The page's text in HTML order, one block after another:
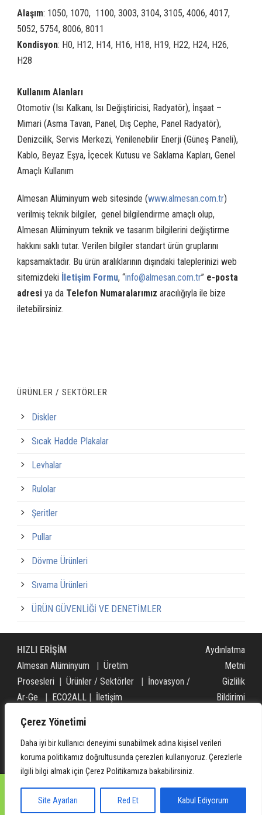
Çerez Yönetimi
Daha iyi bir kullanıcı deneyimi sunabilmek adına kişisel verileri
koruma politikamız doğrultusunda çerezleri kullanıyoruz. Çerezlerle
ilgili bilgi almak için Çerez Politikamıza bakabilirsiniz.
Site Ayarları Red Et Kabul Ediyorum
Alaşım: 1050, 1070, 1100, 3003, 3104, 3105, 4006, 4017,
5052, 5754, 8006, 8011
Kondisyon: H0, H12, H14, H16, H18, H19, H22, H24, H26,
H28
Kullanım Alanları
Otomotiv (Isı Kalkanı, Isı Değiştiricisi, Radyatör), İnşaat –
Mimari (Asma Tavan, Panel, Dış Cephe, Panel Radyatör),
Denizcilik, Servis Merkezi, Yenilenebilir Enerji (Güneş Paneli),
Kablo, Beyaz Eşya, İçecek Kutusu ve Saklama Kapları, Genel
Amaçlı Kullanım
Almesan Alüminyum web sitesinde (www.almesan.com.tr)
verilmiş teknik bilgiler, genel bilgilendirme amaçlı olup,
Almesan Alüminyum teknik ve tasarım bilgilerini değiştirme
hakkını saklı tutar. Verilen bilgiler standart ürün gruplarını
kapsamaktadır. Bu ürün aralıklarının dışındaki taleplerinizi web
sitemizdeki İletişim Formu, “info@almesan.com.tr” e-posta
adresi ya da Telefon Numaralarımız aracılığıyla ile bize
iletebilirsiniz.
ÜRÜNLER / SEKTÖRLER
Diskler
Sıcak Hadde Plakalar
Levhalar
Rulolar
Şeritler
Pullar
Dövme Ürünleri
Sıvama Ürünleri
ÜRÜN GÜVENLİĞİ VE DENETİMLER
HIZLI ERİŞİM
Almesan Alüminyum | Üretim
Prosesleri | Ürünler / Sektörler | İnovasyon /
Ar-Ge | ECO2ALL | İletişim
Aydınlatma
Metni
Gizlilik
Bildirimi
Hizmetleri
© 2022 - Almesan Alüminyum Sanayi ve Ticaret A.Ş.